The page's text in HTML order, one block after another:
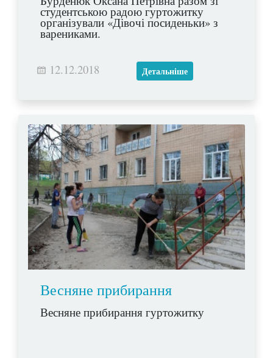
студентською радою гуртожитку
організували «Дівочі посиденьки» з
варениками.
12.12.2018 Детальніше
Весняне прибирання
Весняне прибирання гуртожитку